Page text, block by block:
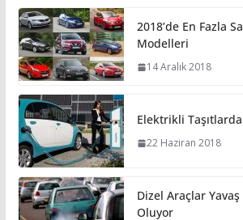
2018’de En Fazla
Modelleri
14 Aralık 2018
Elektrikli Taşıtlarda
22 Haziran 2018
Dizel Araçlar Yavaş
Oluyor